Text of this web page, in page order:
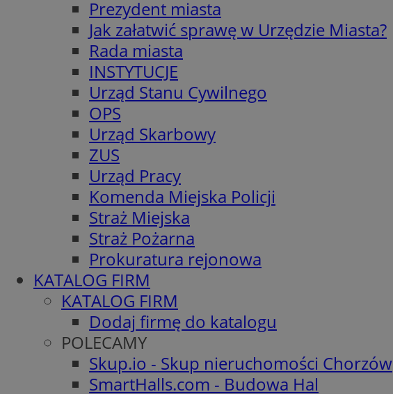
Prezydent miasta
Jak załatwić sprawę w Urzędzie Miasta?
Rada miasta
INSTYTUCJE
Urząd Stanu Cywilnego
OPS
Urząd Skarbowy
ZUS
Urząd Pracy
Komenda Miejska Policji
Straż Miejska
Straż Pożarna
Prokuratura rejonowa
KATALOG FIRM
KATALOG FIRM
Dodaj firmę do katalogu
POLECAMY
Skup.io - Skup nieruchomości Chorzów
SmartHalls.com - Budowa Hal